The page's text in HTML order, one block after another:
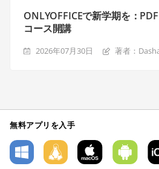
ONLYOFFICEで新学期を：
コース開講
2026年07月30日 著者：
無料アプリを入手